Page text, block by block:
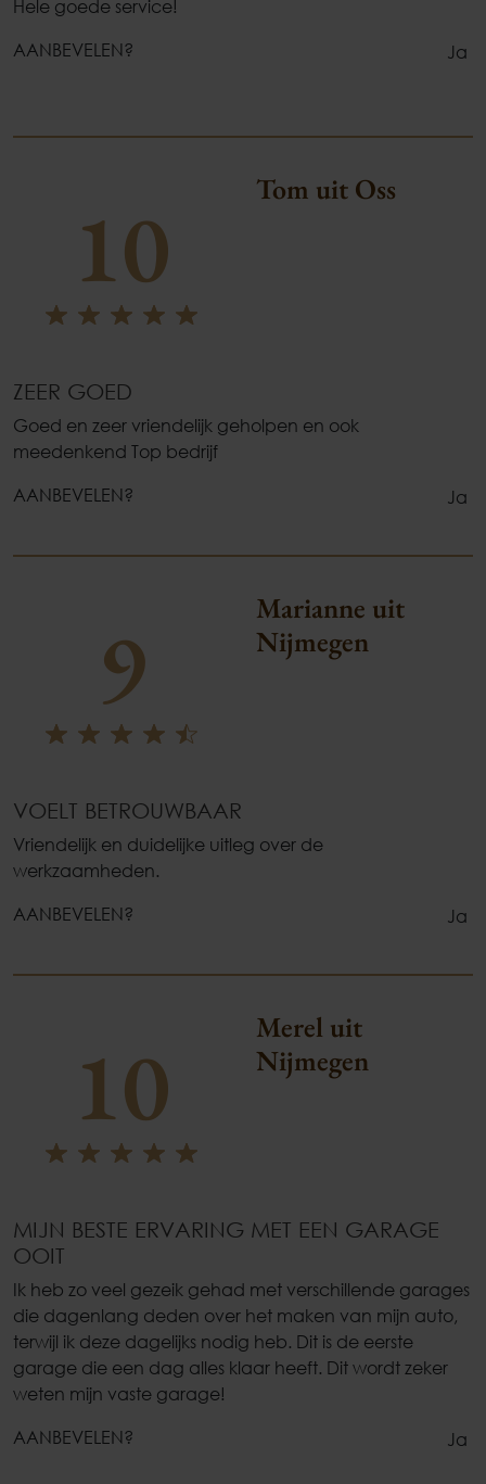
Hele goede service!
AANBEVELEN?
Ja
10 Tom uit Oss
ZEER GOED
Goed en zeer vriendelijk geholpen en ook
meedenkend Top bedrijf
AANBEVELEN?
Ja
9
Marianne uit
Nijmegen
VOELT BETROUWBAAR
Vriendelijk en duidelijke uitleg over de
werkzaamheden.
AANBEVELEN?
Ja
10
Merel uit
Nijmegen
MIJN BESTE ERVARING MET EEN GARAGE
OOIT
Ik heb zo veel gezeik gehad met verschillende garages
die dagenlang deden over het maken van mijn auto,
terwijl ik deze dagelijks nodig heb. Dit is de eerste
garage die een dag alles klaar heeft. Dit wordt zeker
weten mijn vaste garage!
AANBEVELEN?
Ja